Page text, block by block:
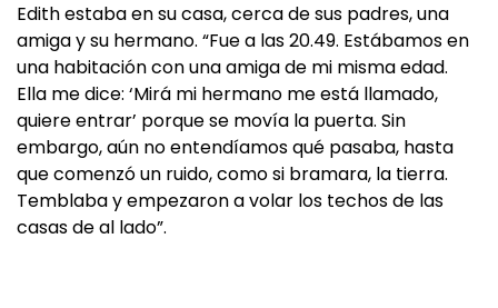
Edith estaba en su casa, cerca de sus padres, una
amiga y su hermano. “Fue a las 20.49. Estábamos en
una habitación con una amiga de mi misma edad.
Ella me dice: ‘Mirá mi hermano me está llamado,
quiere entrar’ porque se movía la puerta. Sin
embargo, aún no entendíamos qué pasaba, hasta
que comenzó un ruido, como si bramara, la tierra.
Temblaba y empezaron a volar los techos de las
casas de al lado”.